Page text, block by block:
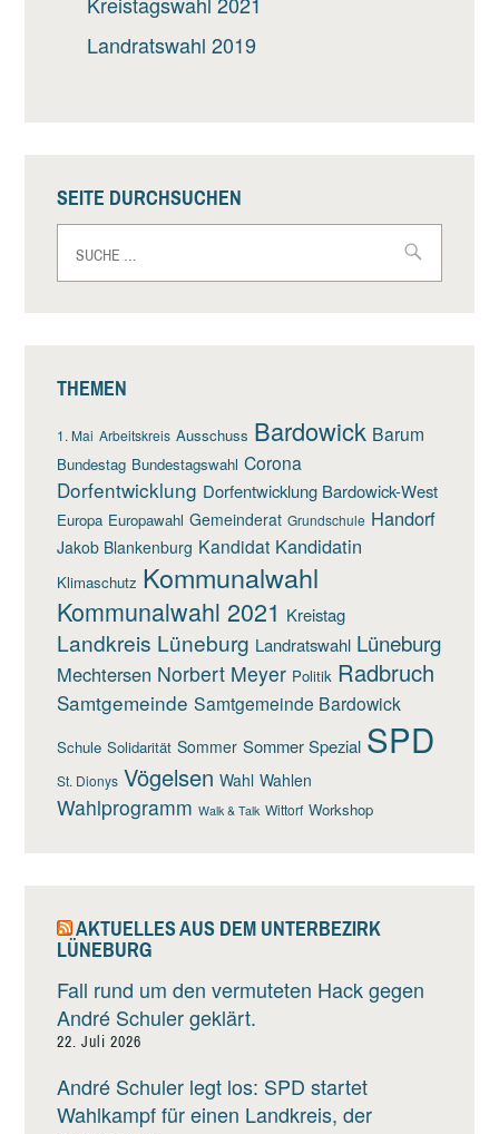
Landratswahl 2019
SEITE DURCHSUCHEN
nach:
THEMEN
1. Mai Arbeitskreis Ausschuss Bardowick Barum
Bundestag Bundestagswahl Corona
Dorfentwicklung Dorfentwicklung Bardowick-West
Europa Europawahl Gemeinderat Grundschule Handorf
Jakob Blankenburg Kandidat Kandidatin
Klimaschutz Kommunalwahl
Kommunalwahl 2021 Kreistag
Landkreis Lüneburg Landratswahl Lüneburg
Mechtersen Norbert Meyer Politik Radbruch
Samtgemeinde Samtgemeinde Bardowick
Schule Solidarität Sommer Sommer Spezial SPD
St. Dionys Vögelsen Wahl Wahlen
Wahlprogramm Walk & Talk Wittorf Workshop
AKTUELLES AUS DEM UNTERBEZIRK
LÜNEBURG
Fall rund um den vermuteten Hack gegen
André Schuler geklärt.
22. Juli 2026
André Schuler legt los: SPD startet
Wahlkampf für einen Landkreis, der